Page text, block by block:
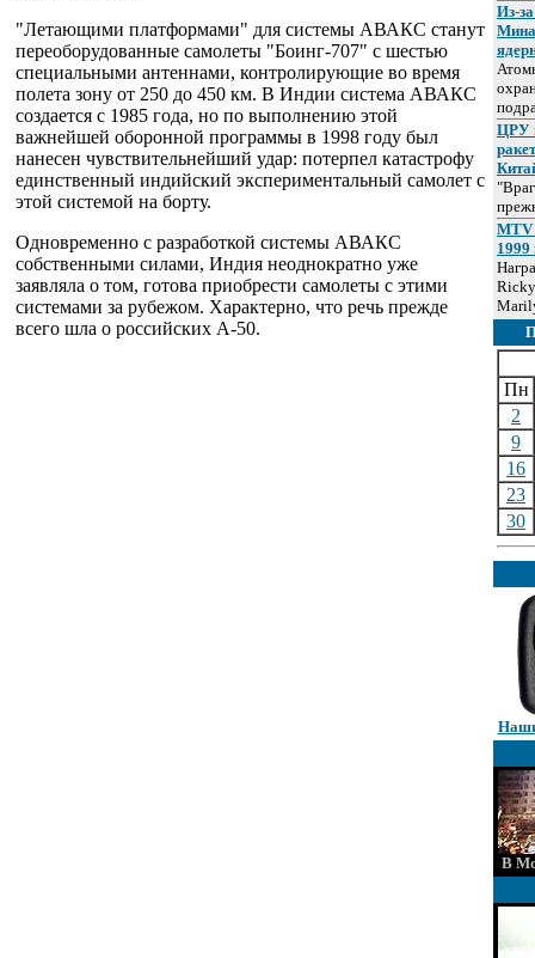
"Летающими платформами" для системы АВАКС станут
переоборудованные самолеты "Боинг-707" с шестью
специальными антеннами, контролирующие во время
полета зону от 250 до 450 км. В Индии система АВАКС
создается с 1985 года, но по выполнению этой
важнейшей оборонной программы в 1998 году был
нанесен чувствительнейший удар: потерпел катастрофу
единственный индийский экспериментальный самолет с
этой системой на борту.
Одновременно с разработкой системы АВАКС
собственными силами, Индия неоднократно уже
заявляла о том, готова приобрести самолеты с этими
системами за рубежом. Характерно, что речь прежде
всего шла о российских А-50.
Из-
ЦРУ
MTV
1999
Пн
2
9
16
23
30
В